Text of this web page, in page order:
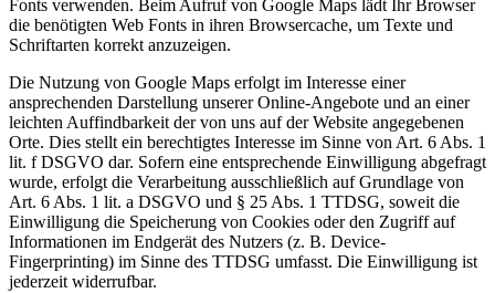
Fonts verwenden. Beim Aufruf von Google Maps lädt Ihr Browser
die benötigten Web Fonts in ihren Browsercache, um Texte und
Schriftarten korrekt anzuzeigen.
Die Nutzung von Google Maps erfolgt im Interesse einer
ansprechenden Darstellung unserer Online-Angebote und an einer
leichten Auffindbarkeit der von uns auf der Website angegebenen
Orte. Dies stellt ein berechtigtes Interesse im Sinne von Art. 6 Abs. 1
lit. f DSGVO dar. Sofern eine entsprechende Einwilligung abgefragt
wurde, erfolgt die Verarbeitung ausschließlich auf Grundlage von
Art. 6 Abs. 1 lit. a DSGVO und § 25 Abs. 1 TTDSG, soweit die
Einwilligung die Speicherung von Cookies oder den Zugriff auf
Informationen im Endgerät des Nutzers (z. B. Device-
Fingerprinting) im Sinne des TTDSG umfasst. Die Einwilligung ist
jederzeit widerrufbar.